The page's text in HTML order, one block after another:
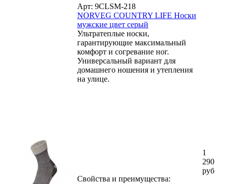
Арт: 9CLSM-218
NORVEG COUNTRY LIFE Носки
мужские цвет серый
Ультратеплые носки,
гарантирующие максимальный
комфорт и согревание ног.
Универсальный вариант для
домашнего ношения и утепления
на улице.
Свойства и преимущества:
1
290
руб